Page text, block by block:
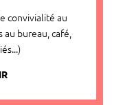
convivialité au
bureau, café,